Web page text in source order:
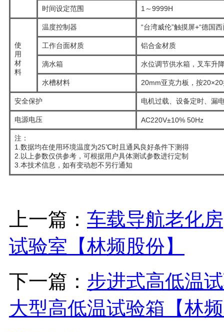
时间设定范围 1～9999H
使
用
材
料
温度控制器 “台湾威伦”触摸屏+“德国
工作台面材质 铝合金材质
滴水箱 水位调节供水箱，叉车升
水槽材料 20mm亚克力板，按
安全保护 电机过载、设备定时、漏
电源电压 AC220V±10% 50Hz
注：
1.数据均在使用环境温度为25℃时且通风良好条件下测得
2.以上参数仅供参考，可根据用户具体测试参数进行定制
3.本技术信息，如有变动恕不另行通知
上一篇： 车载导航老化
试验室【林频股份】
下一篇： 步进式高低温
大型高低温试验箱【林